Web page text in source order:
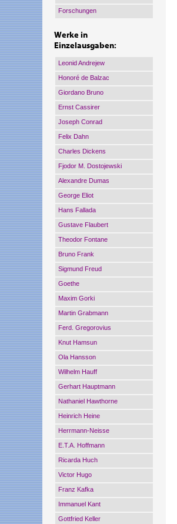
Forschungen
Werke in
Einzelausgaben:
Leonid Andrejew
Honoré de Balzac
Giordano Bruno
Ernst Cassirer
Joseph Conrad
Felix Dahn
Charles Dickens
Fjodor M. Dostojewski
Alexandre Dumas
George Eliot
Hans Fallada
Gustave Flaubert
Theodor Fontane
Bruno Frank
Sigmund Freud
Goethe
Maxim Gorki
Martin Grabmann
Ferd. Gregorovius
Knut Hamsun
Ola Hansson
Wilhelm Hauff
Gerhart Hauptmann
Nathaniel Hawthorne
Heinrich Heine
Herrmann-Neisse
E.T.A. Hoffmann
Ricarda Huch
Victor Hugo
Franz Kafka
Immanuel Kant
Gottfried Keller